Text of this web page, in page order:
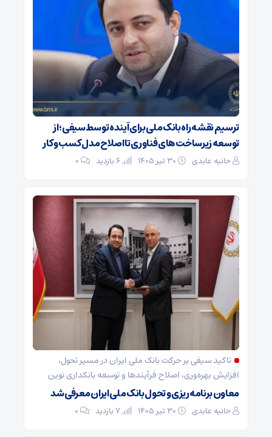
ترسیم نقشه راه بانک ملی برای آینده توسط سیفی؛ از
توسعه زیرساخت‌های فناوری تا اصلاح مدل کسب و کار
حانیه عابدی ۰
تاکید سیفی بر حرکت بانک ملی ایران در مسیر تحول،
افزایش بهره‌وری، اصلاح فرآیندها و توسعه بانکداری نوین
معاون برنامه‌ریزی و تحول بانک ملی ایران معرفی شد
حانیه عابدی ۰